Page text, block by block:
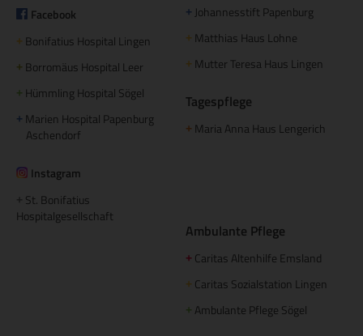
Facebook
+ Bonifatius Hospital Lingen
+ Borromäus Hospital Leer
+ Hümmling Hospital Sögel
+ Marien Hospital Papenburg
Aschendorf
Instagram
St. Bonifatius
Hospitalgesellschaft
+ Johannesstift Papenburg
+ Matthias Haus Lohne
+ Mutter Teresa Haus Lingen
Tagespflege
+ Maria Anna Haus Lengerich
Ambulante Pflege
+ Caritas Altenhilfe Emsland
+ Caritas Sozialstation Lingen
+ Ambulante Pflege Sögel